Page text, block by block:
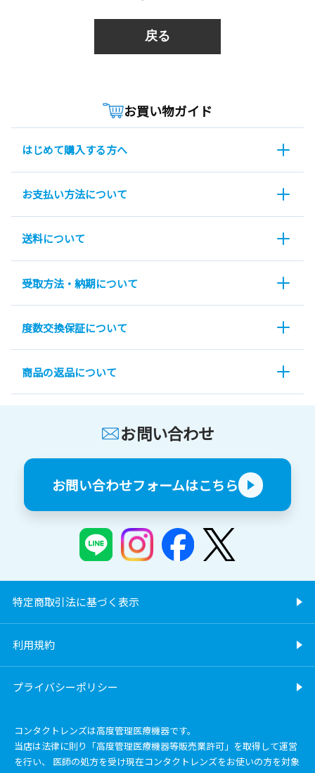
戻る
お買い物ガイド
はじめて購入する方へ
お支払い方法について
送料について
受取方法・納期について
度数交換保証について
商品の返品について
お問い合わせ
お問い合わせフォームはこちら
特定商取引法に基づく表示
利用規約
プライバシーポリシー
コンタクトレンズは高度管理医療機器です。
当店は法律に則り「高度管理医療機器等販売業許可」を取得して運営
を行い、 医師の処方を受け現在コンタクトレンズをお使いの方を対象